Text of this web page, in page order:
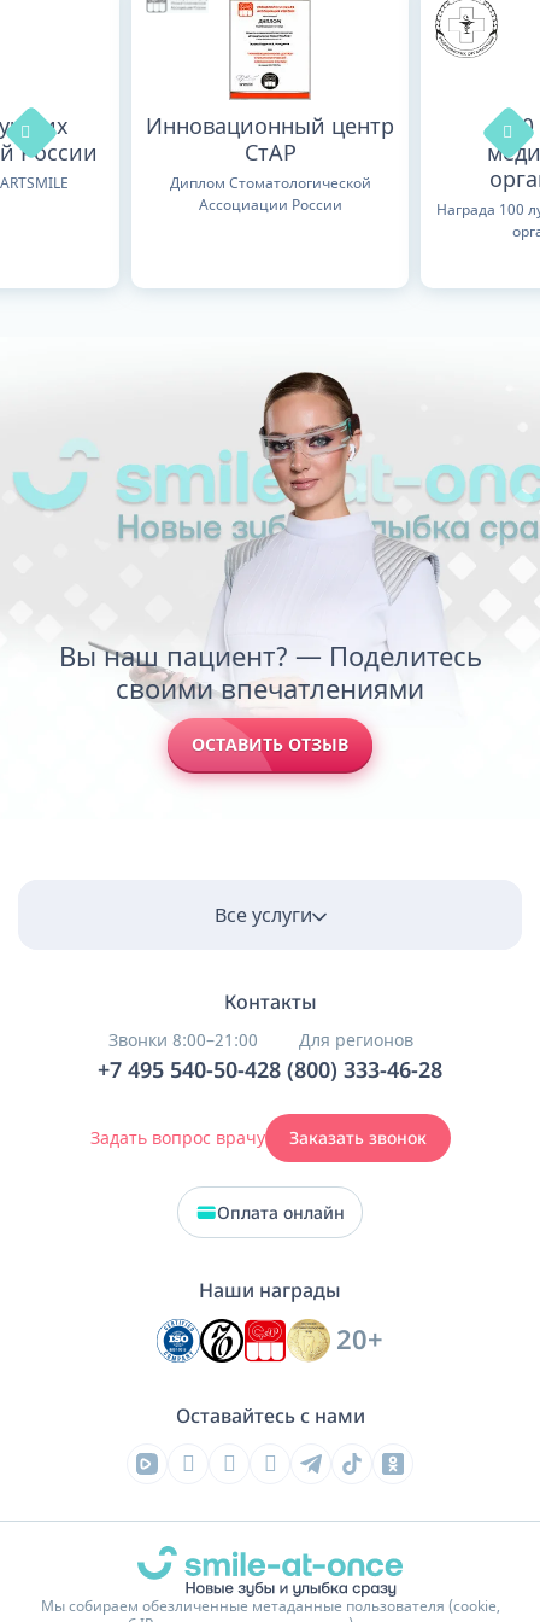
России
Инновационный центр
СтАР
Диплом Стоматологической
Ассоциации России
Награда 100
Вы наш пациент? — Поделитесь
своими впечатлениями
ОСТАВИТЬ ОТЗЫВ
Все услуги
Контакты
Звонки 8:00–21:00
+7 495 540-50-42
Для регионов
8 (800) 333-46-28
Задать вопрос врачу Заказать звонок
Оплата онлайн
Наши награды
20+
Оставайтесь с нами
Мы собираем обезличенные метаданные пользователя (cookie,